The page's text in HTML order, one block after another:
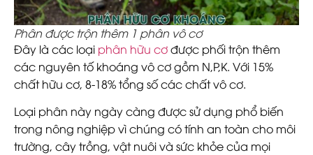
Phân được trộn thêm 1 phân vô cơ
Đây là các loại phân hữu cơđược phối trộn thêm
các nguyên tố khoáng vô cơ gồm N,P,K. Với 15%
chất hữu cơ, 8-18% tổng số các chất vô cơ.
Loại phân này ngày càng được sử dụng phổ biến
trong nông nghiệp vì chúng có tính an toàn cho môi
trường, cây trồng, vật nuôi và sức khỏe của mọi